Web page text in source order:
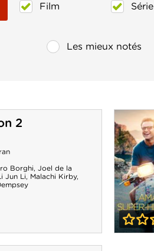
Film Série
Les mieux notés
2
Borghi, Joel de la
Jun Li, Malachi Kirby,